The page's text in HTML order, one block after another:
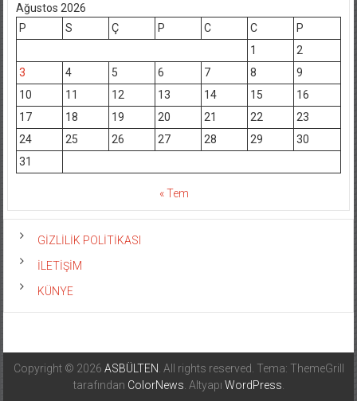
Ağustos 2026
P
S Ç P C C
P
1
2
3
4 5 6 7 8
9
10
11 12 13 14 15
16
17
18 19 20 21 22
23
24
25 26 27 28 29
30
31
« Tem
GİZLİLİK POLİTİKASI
İLETİŞİM
KÜNYE
Copyright © 2026 ASBÜLTEN . All rights reserved. Tema: ThemeGrill
tarafından ColorNews . Altyapı WordPress